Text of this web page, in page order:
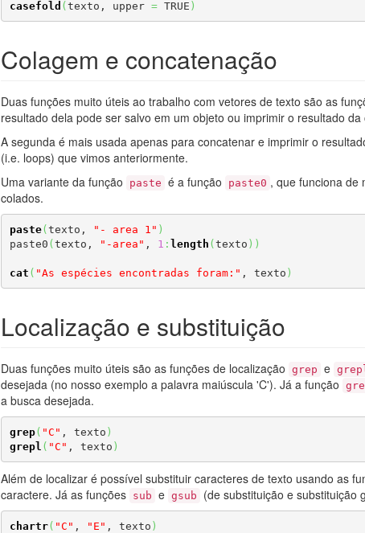
casefold (texto, upper = TRUE )
Colagem e concatenação
Duas funções muito úteis ao trabalho com vetores de texto são as
resultado dela pode ser salvo em um objeto ou imprimir o resultado
A segunda é mais usada apenas para concatenar e imprimir o
(i.e. loops) que vimos anteriormente.
Uma variante da função
paste é a função paste0 , que funciona de
colados.
paste(texto, "- area 1" )
paste0 (texto, "-area" , 1 : length (texto ) )
cat ( "As espécies encontradas foram:" , texto )
Localização e substituição
Duas funções muito úteis são as funções de localização grep e
desejada (no nosso exemplo a palavra maiúscula 'C'). Já a função
a busca desejada.
grep( "C" , texto )
grepl ( "C" , texto )
Além de localizar é possível substituir caracteres de texto usando as
caractere. Já as funções sub e gsub (de substituição e substituição
chartr( "C" , "E" , texto )